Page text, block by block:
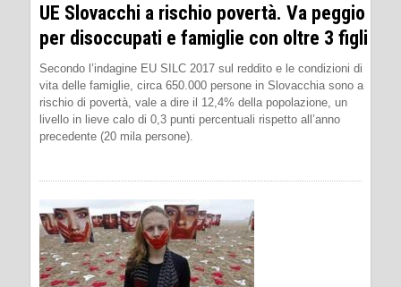
UE Slovacchi a rischio povertà. Va peggio
per disoccupati e famiglie con oltre 3 figli
Secondo l’indagine EU SILC 2017 sul reddito e le condizioni di
vita delle famiglie, circa 650.000 persone in Slovacchia sono a
rischio di povertà, vale a dire il 12,4% della popolazione, un
livello in lieve calo di 0,3 punti percentuali rispetto all’anno
precedente (20 mila persone).